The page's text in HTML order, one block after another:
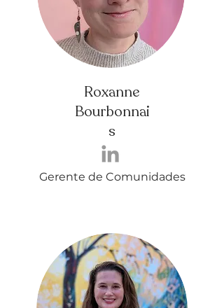
Roxanne
Bourbonnai
s
Gerente de Comunidades